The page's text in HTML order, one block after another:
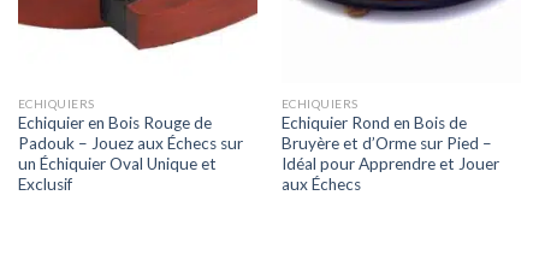
ECHIQUIERS
Echiquier en Bois Rouge de
Padouk – Jouez aux Échecs sur
un Échiquier Oval Unique et
Exclusif
ECHIQUIERS
Echiquier Rond en Bois de
Bruyère et d’Orme sur Pied –
Idéal pour Apprendre et Jouer
aux Échecs